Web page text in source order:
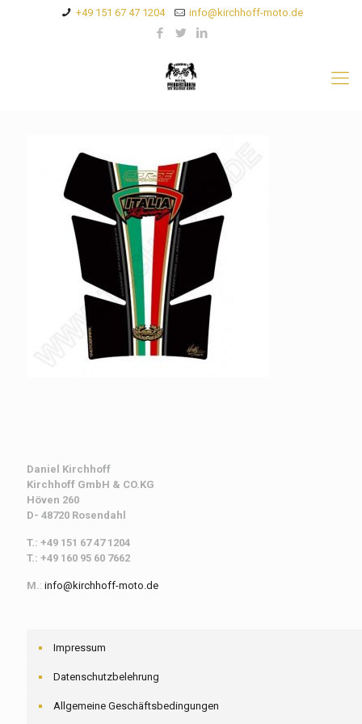
+49 151 67 47 1204 info@kirchhoff-moto.de
Daniel Kirchhoff
Kirchhoff GmbH & CO.KG
Höven 260
D- 48720 Rosendahl
T.: +49 151 67 47 1204
T.: +49 160 95 60 7662
M.: info@kirchhoff-moto.de
Impressum
Datenschutzbelehrung
Allgemeine Geschäftsbedingungen